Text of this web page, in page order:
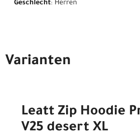
Geschlecht: Herren
Varianten
Leatt Zip Hoodie
V25 desert XL